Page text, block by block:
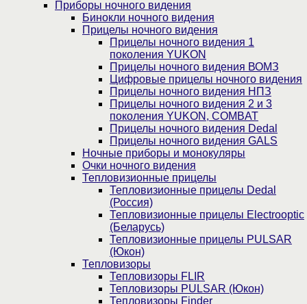
Приборы ночного видения
Бинокли ночного видения
Прицелы ночного видения
Прицелы ночного видения 1
поколения YUKON
Прицелы ночного видения ВОМЗ
Цифровые прицелы ночного видения
Прицелы ночного видения НПЗ
Прицелы ночного видения 2 и 3
поколения YUKON, COMBAT
Прицелы ночного видения Dedal
Прицелы ночного видения GALS
Ночные приборы и монокуляры
Очки ночного видения
Тепловизионные прицелы
Тепловизионные прицелы Dedal
(Россия)
Тепловизионные прицелы Electrooptic
(Беларусь)
Тепловизионные прицелы PULSAR
(Юкон)
Тепловизоры
Тепловизоры FLIR
Тепловизоры PULSAR (Юкон)
Тепловизоры Finder